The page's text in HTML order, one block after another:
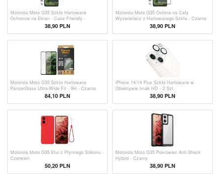
Motorola Moto G35 Szkło Hartowane
Ochronne na Ekran - Case Friendly -
38,90 PLN
Motorola Moto G35 Osłona na Cały
Wyświetlacz z Hartowanego Szkła - Czarna
38,90 PLN
Motorola Moto G35 Szkło Hartowane
PanzerGlass Ultra-Wide Fit - 9H - Czarna
84,10 PLN
iPhone 14/14 Plus Szkło Hartowane w
Obiektywie Imak HD - 2 Szt.
38,90 PLN
Motorola Moto G35 Etui z Płynnego Silikonu -
Czerwień
50,20 PLN
Motorola Moto G35 Pokrowiec Anti-Shock
Hybrid - Czarny
38,90 PLN